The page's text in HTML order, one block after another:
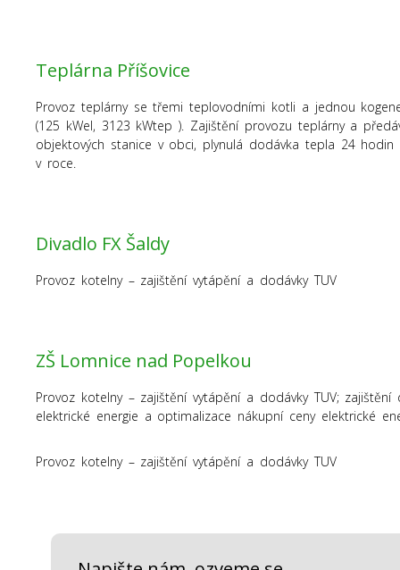
Teplárna Příšovice
Provoz teplárny se třemi teplovodními kotli a jednou
(125 kWel, 3123 kWtep ). Zajištění provozu teplárny a
objektových stanice v obci, plynulá dodávka tepla 24
v roce.
Divadlo FX Šaldy
Provoz kotelny – zajištění vytápění a dodávky TUV
ZŠ Lomnice nad Popelkou
Provoz kotelny – zajištění vytápění a dodávky TUV; zajištění
elektrické energie a optimalizace nákupní ceny elektrické
Provoz kotelny – zajištění vytápění a dodávky TUV